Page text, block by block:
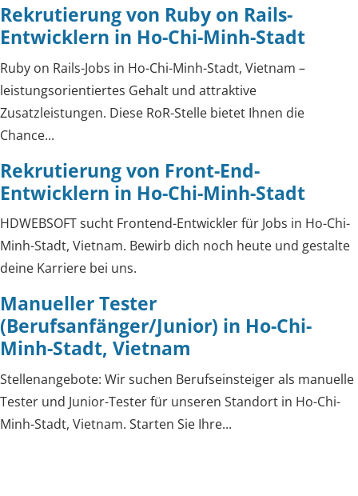
Rekrutierung von Ruby on Rails-
Entwicklern in Ho-Chi-Minh-Stadt
Ruby on Rails-Jobs in Ho-Chi-Minh-Stadt, Vietnam –
leistungsorientiertes Gehalt und attraktive
Zusatzleistungen. Diese RoR-Stelle bietet Ihnen die
Chance...
Rekrutierung von Front-End-
Entwicklern in Ho-Chi-Minh-Stadt
HDWEBSOFT sucht Frontend-Entwickler für Jobs in Ho-Chi-
Minh-Stadt, Vietnam. Bewirb dich noch heute und gestalte
deine Karriere bei uns.
Manueller Tester
(Berufsanfänger/Junior) in Ho-Chi-
Minh-Stadt, Vietnam
Stellenangebote: Wir suchen Berufseinsteiger als manuelle
Tester und Junior-Tester für unseren Standort in Ho-Chi-
Minh-Stadt, Vietnam. Starten Sie Ihre...